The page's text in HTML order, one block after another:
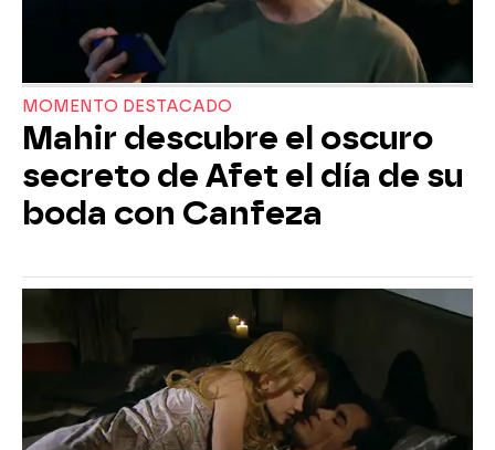
MOMENTO DESTACADO
Mahir descubre el oscuro
secreto de Afet el día de su
boda con Canfeza